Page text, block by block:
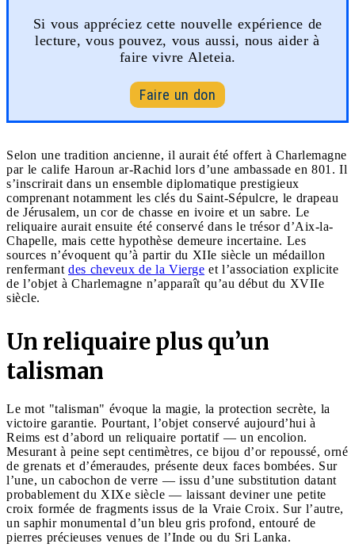
Si vous appréciez cette nouvelle expérience de
lecture, vous pouvez, vous aussi, nous aider à
faire vivre Aleteia.
Faire un don
Selon une tradition ancienne, il aurait été offert à Charlemagne
par le calife Haroun ar-Rachid lors d’une ambassade en 801. Il
s’inscrirait dans un ensemble diplomatique prestigieux
comprenant notamment les clés du Saint-Sépulcre, le drapeau
de Jérusalem, un cor de chasse en ivoire et un sabre. Le
reliquaire aurait ensuite été conservé dans le trésor d’Aix-la-
Chapelle, mais cette hypothèse demeure incertaine. Les
sources n’évoquent qu’à partir du XIIe siècle un médaillon
renfermant des cheveux de la Vierge et l’association explicite
de l’objet à Charlemagne n’apparaît qu’au début du XVIIe
siècle.
Un reliquaire plus qu’un
talisman
Le mot "talisman" évoque la magie, la protection secrète, la
victoire garantie. Pourtant, l’objet conservé aujourd’hui à
Reims est d’abord un reliquaire portatif — un encolion.
Mesurant à peine sept centimètres, ce bijou d’or repoussé, orné
de grenats et d’émeraudes, présente deux faces bombées. Sur
l’une, un cabochon de verre — issu d’une substitution datant
probablement du XIXe siècle — laissant deviner une petite
croix formée de fragments issus de la Vraie Croix. Sur l’autre,
un saphir monumental d’un bleu gris profond, entouré de
pierres précieuses venues de l’Inde ou du Sri Lanka.